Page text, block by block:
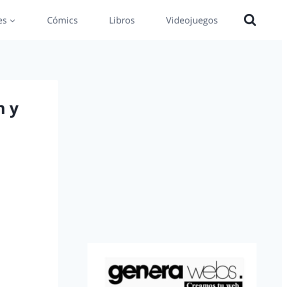
Cómics Libros Videojuegos
y